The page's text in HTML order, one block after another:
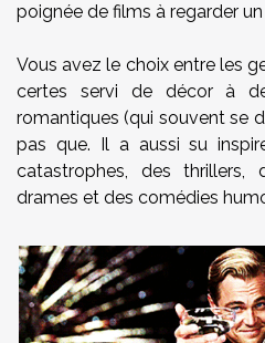
poignée de films à regarder
Vous avez le choix entre les
certes servi de décor à
romantiques (qui souvent se
pas que. Il a aussi su
catastrophes, des
drames et des comédies